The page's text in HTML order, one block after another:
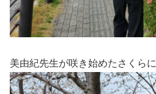
美由紀先生が咲き始めたさくらに